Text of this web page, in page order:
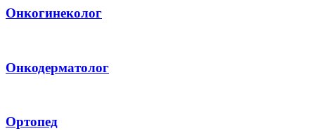
Онкогинеколог
Онкодерматолог
Ортопед